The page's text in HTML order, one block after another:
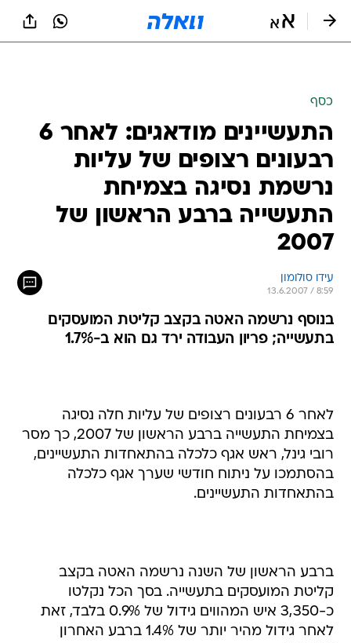
כסף
התעשיינים מודאגים: לאחר 6
רבעונים רצופים של עליות
נרשמת נסיגה בצמיחת
התעשייה ברבע הראשון של
2007
עידו סולומון
13.6.2007 / 8:59
בנוסף נרשמה האטה בקצב קליטת המועסקים
בתעשייה; פריון העבודה ירד גם הוא ב-1.7%
לאחר 6 רבעונים רצופים של עליות חלה נסיגה
בצמיחת התעשייה ברבע הראשון של 2007, כך מסר
רובי גינל, ראש אגף כלכלה בהתאחדות התעשיינים,
בהסתמכו על ניתוח חודשי שערך אגף כלכלה
בהתאחדות התעשיינים.
ברבע הראשון של השנה נרשמה האטה בקצב
קליטת המועסקים בתעשייה. בסך הכל נקלטו
כ-3,350 איש המהווים גידול של 0.9% בלבד, זאת
לאחר גידול מהיר יותר של 1.4% ברבע האחרון